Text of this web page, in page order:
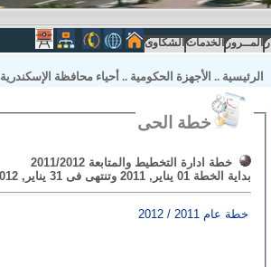
المــرور الخدمات الشكاوى
الرئيسية .. الأجهزة الحكومية .. أحياء محافظة الإسكندرية
خطة الحى
خطة ادارة التخطيط والمتابعة 2011/2012
بداية الخطة
وتنتهى فى
خطة عام 2011 / 2012